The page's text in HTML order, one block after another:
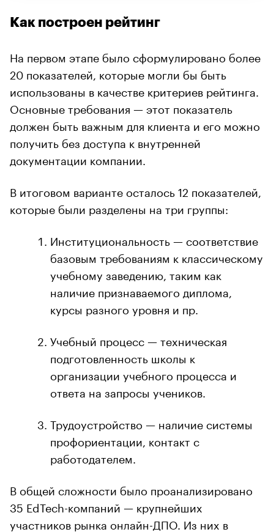
Как построен рейтинг
На первом этапе было сформулировано более
20 показателей, которые могли бы быть
использованы в качестве критериев рейтинга.
Основные требования — этот показатель
должен быть важным для клиента и его можно
получить без доступа к внутренней
документации компании.
В итоговом варианте осталось 12 показателей,
которые были разделены на три группы:
Институциональность — соответствие
базовым требованиям к классическому
учебному заведению, таким как
наличие признаваемого диплома,
курсы разного уровня и пр.
Учебный процесс — техническая
подготовленность школы к
организации учебного процесса и
ответа на запросы учеников.
Трудоустройство — наличие системы
профориентации, контакт с
работодателем.
В общей сложности было проанализировано
35 EdTech-компаний — крупнейших
участников рынка онлайн-ДПО. Из них в